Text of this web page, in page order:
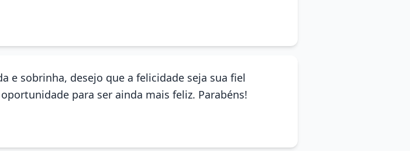
e sobrinha, desejo que a felicidade seja sua fiel
para ser ainda mais feliz. Parabéns!